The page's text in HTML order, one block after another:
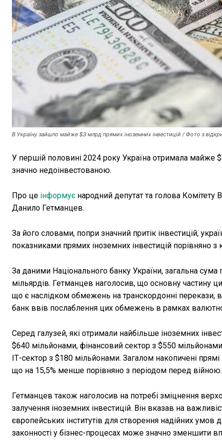
В Україну зайшло майже $3 млрд прямих іноземних інвестицій / Фото з
У першій половині 2024 року Україна отримала майже
значно недоінвестованою.
Про це інформує народний депутат та голова Комітету
Данило Гетманцев.
За його словами, попри значний притік інвестицій,
показниками прямих іноземних інвестицій порівняно з
За даними Національного банку України, загальна сума
мільярдів. Гетманцев наголосив, що основну частину
що є наслідком обмежень на транскордонні перекази,
банк ввів послаблення цих обмежень в рамках валютної
Серед галузей, які отримали найбільше іноземних
$640 мільйонами, фінансовий сектор з $550
ІТ-сектор з $180 мільйонами. Загалом накопичені
що на 15,5% менше порівняно з періодом перед війною.
Гетманцев також наголосив на потребі зміцнення
залучення іноземних інвестицій. Він вказав на
європейських інститутів для створення надійних умов
законності у бізнес-процесах може значно зменшити